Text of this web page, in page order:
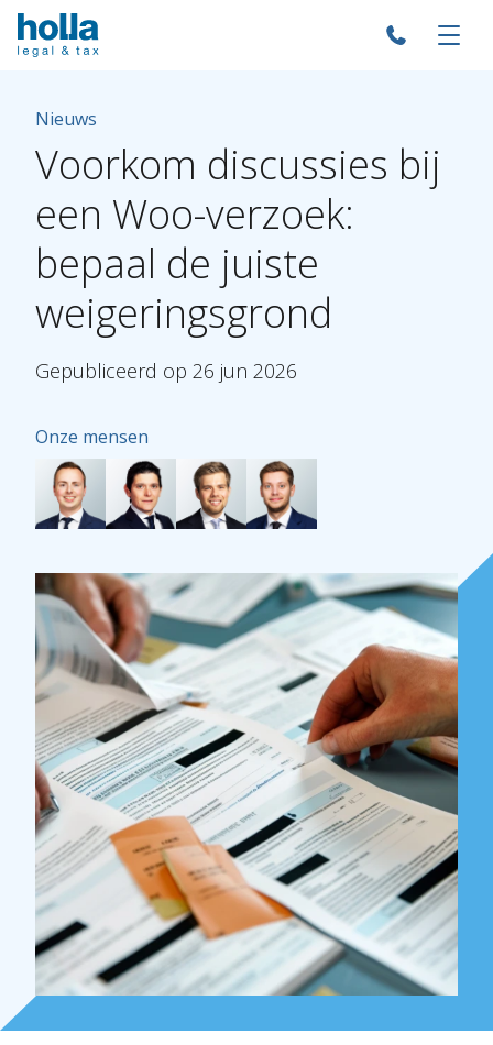
Over Holla
Onze mensen
Nieuws
Voorkom discussies bij
een Woo-verzoek:
bepaal de juiste
weigeringsgrond
Gepubliceerd op 26 jun 2026
Onze mensen